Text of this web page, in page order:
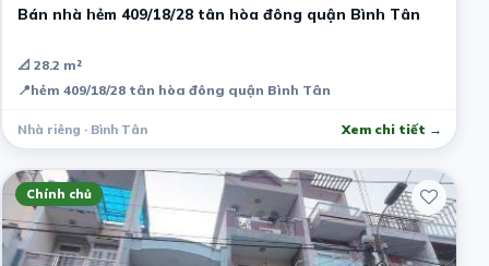
Bán nhà hẻm 409/18/28 tân hòa đông quận Bình Tân
📐 28.2 m²
📍hẻm 409/18/28 tân hòa đông quận Bình Tân
Nhà riêng · Bình Tân Xem chi tiết →
Chính chủ